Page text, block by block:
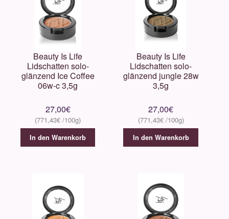
Beauty Is Life
Lidschatten solo-
glänzend Ice Coffee
06w-c 3,5g
27,00€
771,43€
In den Warenkorb
Beauty Is Life
Lidschatten solo-
glänzend jungle 28w
3,5g
27,00€
771,43€
In den Warenkorb